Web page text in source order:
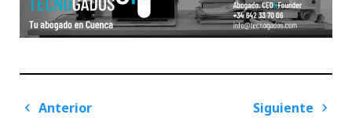
Navegación
Anterior
Siguiente